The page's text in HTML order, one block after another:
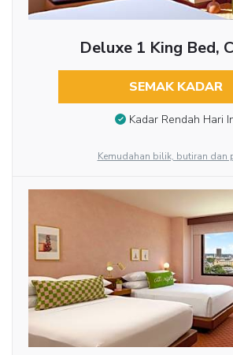
Deluxe 1 King Bed,
SEMAK KADAR
Kadar Rendah Hari
Kemudahan bilik, butiran dan